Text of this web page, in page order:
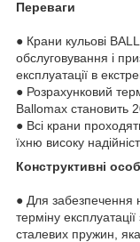
Переваги
● Крани кульові
обслуговування і
експлуатації в
● Розрахунковий
Ballomax становить
● Всі крани
їхню високу
Конструктивні
● Для забезпечення
терміну
сталевих пружин, яка